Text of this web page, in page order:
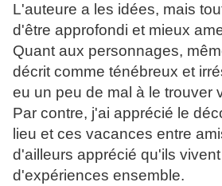
L'auteure a les idées, mais
d'être approfondi et mieux
Quant aux personnages,
décrit comme ténébreux et
eu un peu de mal à le trouver
Par contre, j'ai apprécié le
lieu et ces vacances entre
d'ailleurs apprécié qu'ils
d'expériences ensemble.